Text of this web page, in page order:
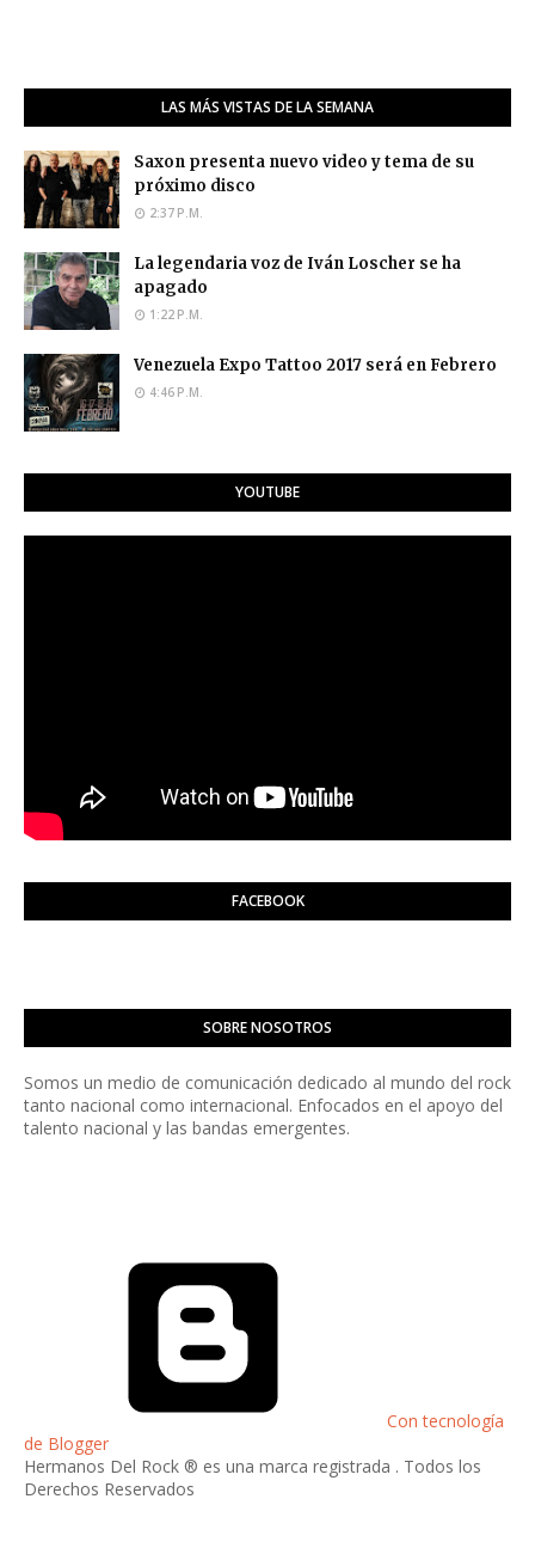
LAS MÁS VISTAS DE LA SEMANA
Saxon presenta nuevo video y tema de su
próximo disco
2:37 P.M.
La legendaria voz de Iván Loscher se ha
apagado
1:22 P.M.
Venezuela Expo Tattoo 2017 será en Febrero
4:46 P.M.
YOUTUBE
FACEBOOK
SOBRE NOSOTROS
Somos un medio de comunicación dedicado al mundo del rock
tanto nacional como internacional. Enfocados en el apoyo del
talento nacional y las bandas emergentes.
Con tecnología
de Blogger
Hermanos Del Rock ® es una marca registrada . Todos los
Derechos Reservados